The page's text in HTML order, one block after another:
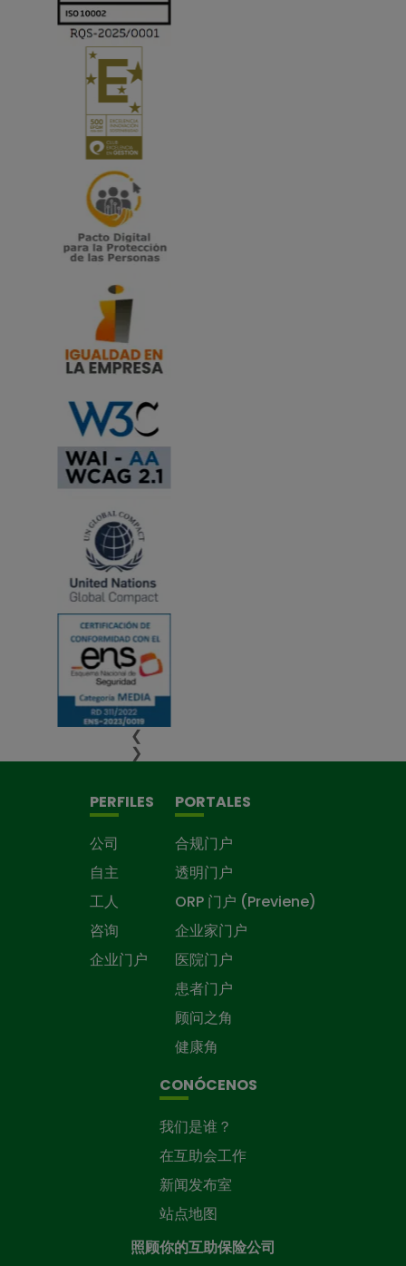
❮
❯
PERFILES
公司
自主
工人
咨询
企业门户
PORTALES
合规门户
透明门户
ORP 门户 (Previene)
企业家门户
医院门户
患者门户
顾问之角
健康角
CONÓCENOS
我们是谁？
在互助会工作
新闻发布室
站点地图
照顾你的互助保险公司